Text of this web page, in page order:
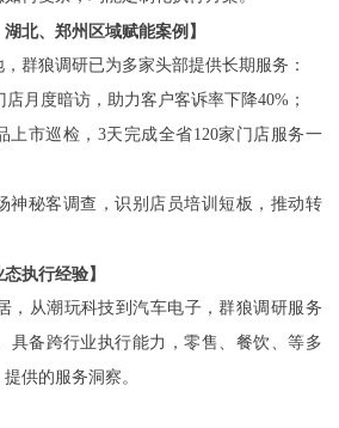
湖北、郑州区域赋能案例】
群狼调研已为多家头部提供长期服务：
店月度暗访，助力客户客诉率下降40%；
上市巡检， 3天完成全省120家门店服务一
神秘客调查，识别店员培训短板，推动转
执行经验】
，从潮玩科技到汽车电子，群狼调研服务
具备跨行业执行能力，零售、餐饮、等多
供的服务洞察。